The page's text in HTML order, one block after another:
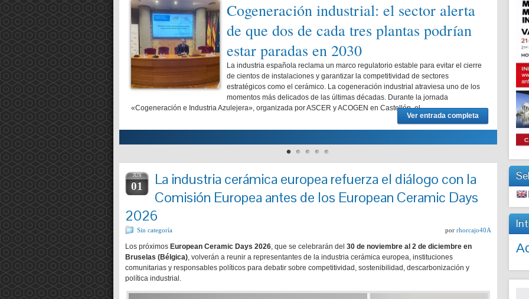
probará
y limpias
en la industria
Cerámicas (AICE), en
(UJI) y otros 15 socios
financiada por la Unión
industriales seguras y limpias
Ver entrada completa
Cogeneración industrial: el sector alerta
de que dos de cada tres plantas podrían
estar paradas en 2030
La industria española reclama un marco regulatorio estable para evitar el cierre
de cientos de instalaciones y garantizar la competitividad de sectores
estratégicos como el cerámico. La cogeneración industrial atraviesa uno de los
momentos más delicados de las últimas décadas. Durante la jornada
«Cogeneración e Industria Azulejera», organizada por ASCER y ACOGEN en Castellón, el …
Ver entrada completa
JUN
01
La industria cerámica europea refuerza el diálogo con la
Comisión Europea antes de los European Ceramic Days
2026
Sin categoría por rhorcajo40A
Los próximos European Ceramic Days 2026, que se celebrarán del 30 de noviembre al 2 de diciembre en
Bruselas (Bélgica), volverán a reunir a representantes de la industria cerámica europea, instituciones
comunitarias y responsables políticos para debatir sobre competitividad, sostenibilidad, descarbonización y
política industrial.